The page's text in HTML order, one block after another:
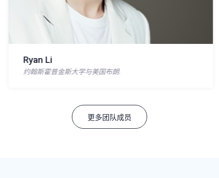
Ryan Li
约翰斯霍普金斯大学与美国布朗.
更多团队成员